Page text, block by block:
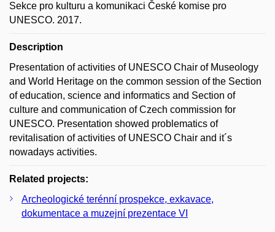
Sekce pro kulturu a komunikaci České komise pro
UNESCO. 2017.
Description
Presentation of activities of UNESCO Chair of Museology
and World Heritage on the common session of the Section
of education, science and informatics and Section of
culture and communication of Czech commission for
UNESCO. Presentation showed problematics of
revitalisation of activities of UNESCO Chair and it´s
nowadays activities.
Related projects:
Archeologické terénní prospekce, exkavace,
dokumentace a muzejní prezentace VI